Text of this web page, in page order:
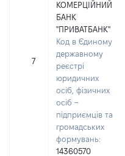
7
КОМЕРЦІЙНИЙ
БАНК
"ПРИВАТБАНК"
Код в Єдиному
державному
реєстрі
юридичних
осіб, фізичних
осіб –
підприємців та
громадських
формувань:
14360570